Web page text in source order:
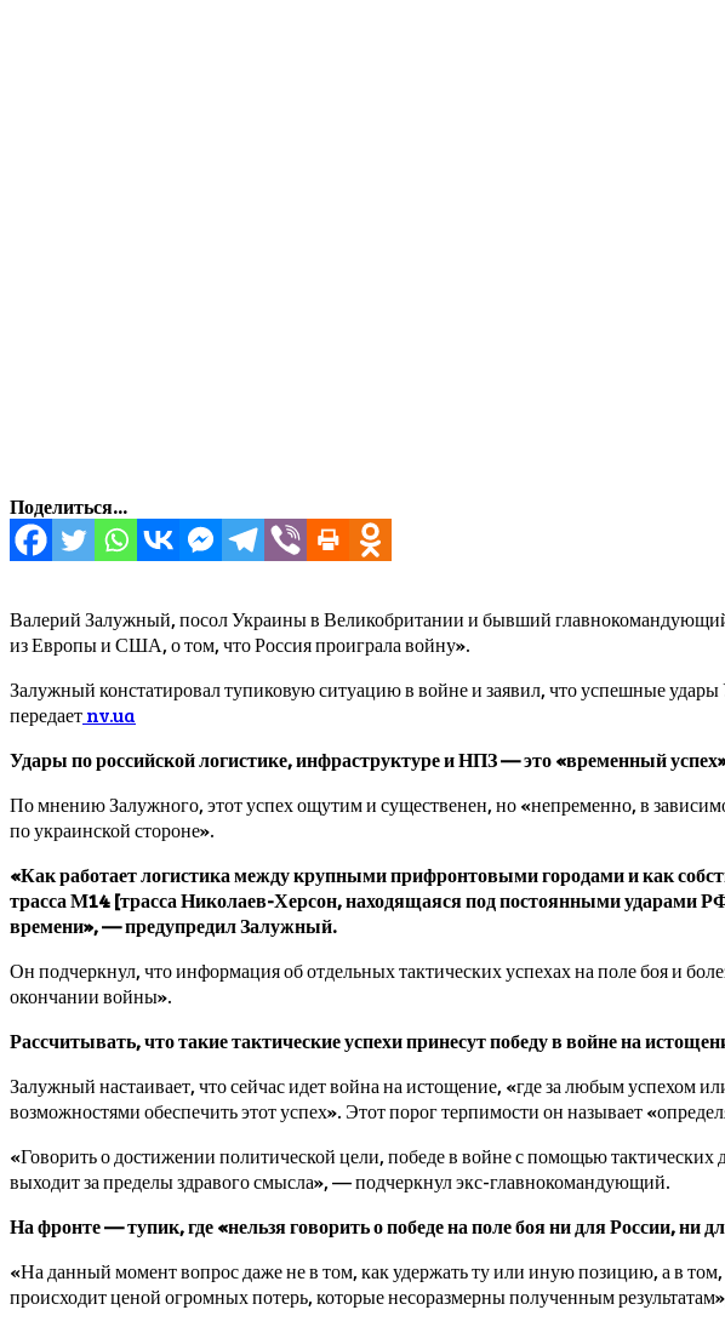
Поделиться...
Валерий Залужный, посол Украины в Великобритании и бывший
из Европы и США, о том, что Россия проиграла войну».
Залужный констатировал тупиковую ситуацию в войне и заявил, что успешные
передаетnv.ua
Удары по российской логистике, инфраструктуре и НПЗ — это «временный
По мнению Залужного, этот успех ощутим и существенен, но «непременно, в
по украинской стороне».
«Как работает логистика между крупными прифронтовыми городами и как
трасса М14 [трасса Николаев-Херсон, находящаяся под постоянными
времени», — предупредил Залужный.
Он подчеркнул, что информация об отдельных тактических успехах на поле боя и
окончании войны».
Рассчитывать, что такие тактические успехи принесут победу в войне на
Залужный настаивает, что сейчас идет война на истощение, «где за любым успехом
возможностями обеспечить этот успех». Этот порог терпимости он называет
«Говорить о достижении политической цели, победе в войне с помощью
выходит за пределы здравого смысла», — подчеркнул экс-главнокомандующий.
На фронте — тупик, где «нельзя говорить о победе на поле боя ни для России, ни
«На данный момент вопрос даже не в том, как удержать ту или иную позицию, а в
происходит ценой огромных потерь, которые несоразмерны полученным